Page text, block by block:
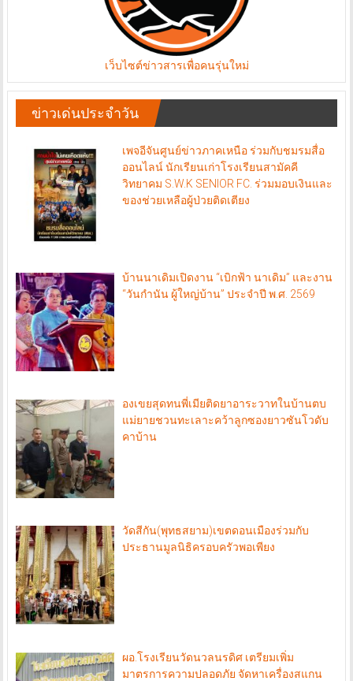
เว็บไซต์ข่าวสารเพื่อคนรุ่นใหม่
ข่าวเด่นประจำวัน
เพจอีจันศูนย์ข่าวภาคเหนือ ร่วมกับชมรมสื่อ
ออนไลน์ นักเรียนเก่าโรงเรียนสามัคคี
วิทยาคม S.W.K SENIOR FC. ร่วมมอบเงินและ
ของช่วยเหลือผู้ป่วยติดเตียง
บ้านนาเดิมเปิดงาน “เบิกฟ้า นาเดิม” และงาน
“วันกำนัน ผู้ใหญ่บ้าน” ประจำปี พ.ศ. 2569
องเขยสุดทนพี่เมียติดยาอาระวาทในบ้านตบ
แม่ยายชวนทะเลาะคว้าลูกซองยาวซันโวดับ
คาบ้าน
วัดสีกัน(พุทธสยาม)เขตดอนเมืองร่วมกับ
ประธานมูลนิธิครอบครัวพอเพียง
ผอ.โรงเรียนวัดนวลนรดิศ เตรียมเพิ่ม
มาตรการความปลอดภัย จัดหาเครื่องสแกน